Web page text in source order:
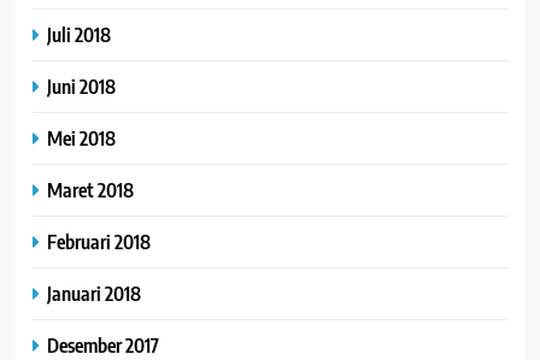
Juli 2018
Juni 2018
Mei 2018
Maret 2018
Februari 2018
Januari 2018
Desember 2017